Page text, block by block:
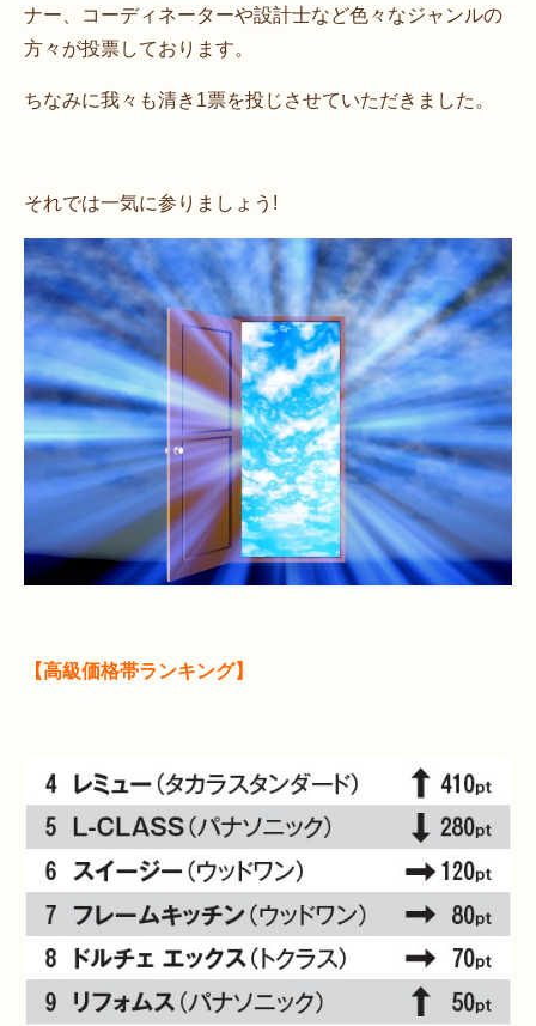
ナー、コーディネーターや設計士など色々なジャンルの
方々が投票しております。
ちなみに我々も清き1票を投じさせていただきました。
それでは一気に参りましょう!
【高級価格帯ランキング】